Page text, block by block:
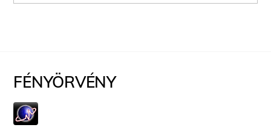
FÉNYÖRVÉNY